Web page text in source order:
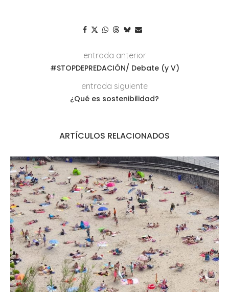
entrada anterior
#STOPDEPREDACIÓN/ Debate (y V)
entrada siguiente
¿Qué es sostenibilidad?
ARTÍCULOS RELACIONADOS